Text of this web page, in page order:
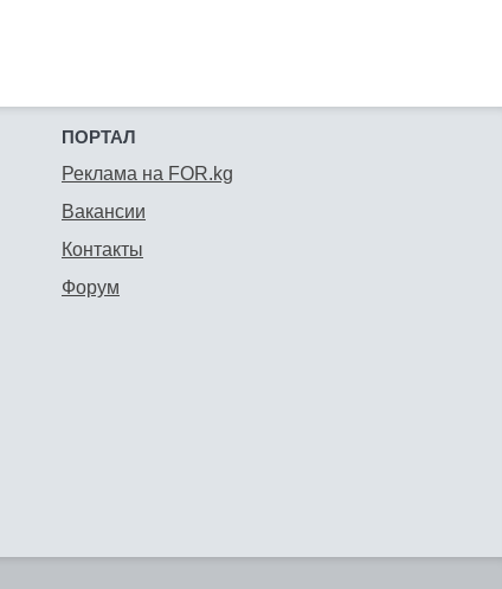
ПОРТАЛ
Реклама на FOR.kg
Вакансии
Контакты
Форум